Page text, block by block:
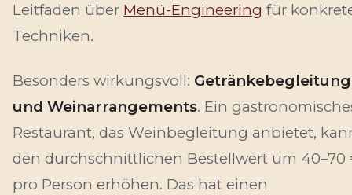
Leitfaden über Menü-Engineering für
Techniken.
Besonders wirkungsvoll: Getränkebegleitung
und Weinarrangements. Ein
Restaurant, das Weinbegleitung anbietet,
den durchschnittlichen Bestellwert um 40–70
pro Person erhöhen. Das hat einen